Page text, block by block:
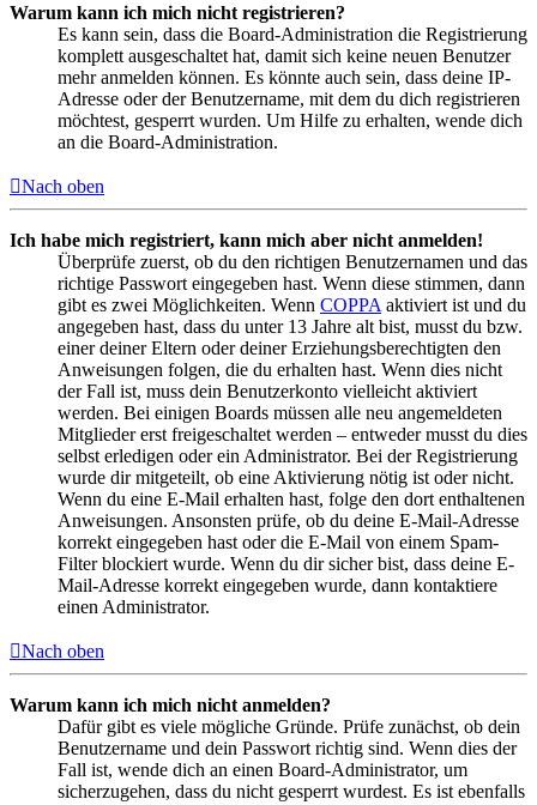
Warum kann ich mich nicht registrieren?
Es kann sein, dass die Board-Administration die Registrierung
komplett ausgeschaltet hat, damit sich keine neuen Benutzer
mehr anmelden können. Es könnte auch sein, dass deine IP-
Adresse oder der Benutzername, mit dem du dich registrieren
möchtest, gesperrt wurden. Um Hilfe zu erhalten, wende dich
an die Board-Administration.
Nach oben
Ich habe mich registriert, kann mich aber nicht anmelden!
Überprüfe zuerst, ob du den richtigen Benutzernamen und das
richtige Passwort eingegeben hast. Wenn diese stimmen, dann
gibt es zwei Möglichkeiten. Wenn COPPA aktiviert ist und du
angegeben hast, dass du unter 13 Jahre alt bist, musst du bzw.
einer deiner Eltern oder deiner Erziehungsberechtigten den
Anweisungen folgen, die du erhalten hast. Wenn dies nicht
der Fall ist, muss dein Benutzerkonto vielleicht aktiviert
werden. Bei einigen Boards müssen alle neu angemeldeten
Mitglieder erst freigeschaltet werden – entweder musst du dies
selbst erledigen oder ein Administrator. Bei der Registrierung
wurde dir mitgeteilt, ob eine Aktivierung nötig ist oder nicht.
Wenn du eine E-Mail erhalten hast, folge den dort enthaltenen
Anweisungen. Ansonsten prüfe, ob du deine E-Mail-Adresse
korrekt eingegeben hast oder die E-Mail von einem Spam-
Filter blockiert wurde. Wenn du dir sicher bist, dass deine E-
Mail-Adresse korrekt eingegeben wurde, dann kontaktiere
einen Administrator.
Nach oben
Warum kann ich mich nicht anmelden?
Dafür gibt es viele mögliche Gründe. Prüfe zunächst, ob dein
Benutzername und dein Passwort richtig sind. Wenn dies der
Fall ist, wende dich an einen Board-Administrator, um
sicherzugehen, dass du nicht gesperrt wurdest. Es ist ebenfalls